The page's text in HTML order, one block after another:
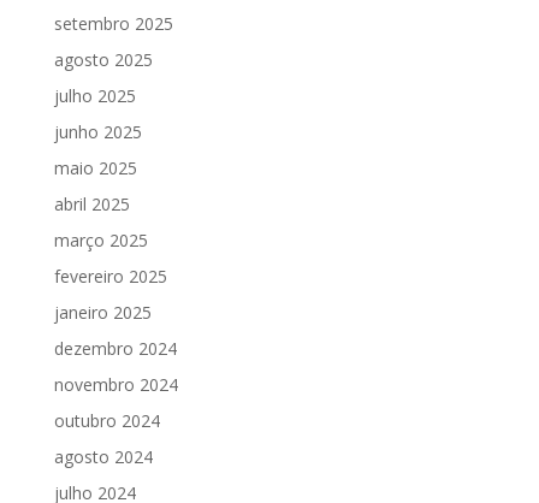
setembro 2025
agosto 2025
julho 2025
junho 2025
maio 2025
abril 2025
março 2025
fevereiro 2025
janeiro 2025
dezembro 2024
novembro 2024
outubro 2024
agosto 2024
julho 2024